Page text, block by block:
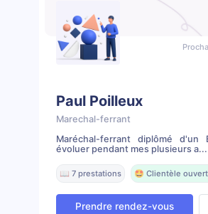
Paul Poilleux
Marechal-ferrant
Maréchal-ferrant diplômé d'un
évoluer pendant mes plusieurs a...
📖 7 prestations 🤩 Clientèle
Prendre rendez-vous